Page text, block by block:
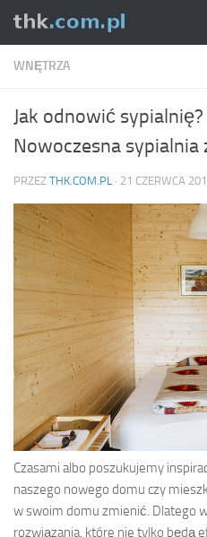
Skip to content
WNĘTRZA
Jak odnowić
Nowoczesna sypialnia
PRZEZ THK.COM.PL · 21 CZERWCA
Czasami albo poszukujemy
naszego nowego domu czy
w swoim domu zmienić. Dlatego
rozwiązania, które nie tylko będą